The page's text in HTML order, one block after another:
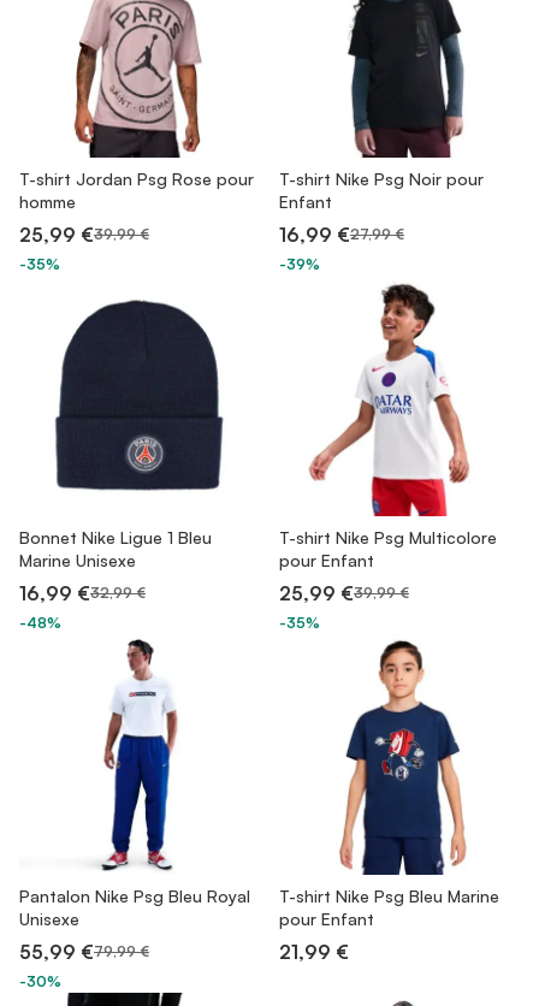
T-shirt Jordan Psg Rose pour
homme
25,99 €39,99 €
-35%
T-shirt Nike Psg Noir pour
Enfant
16,99 €27,99 €
-39%
Bonnet Nike Ligue 1 Bleu
Marine Unisexe
16,99 €32,99 €
-48%
T-shirt Nike Psg Multicolore
pour Enfant
25,99 €39,99 €
-35%
Pantalon Nike Psg Bleu Royal
Unisexe
55,99 €79,99 €
-30%
T-shirt Nike Psg Bleu Marine
pour Enfant
21,99 €